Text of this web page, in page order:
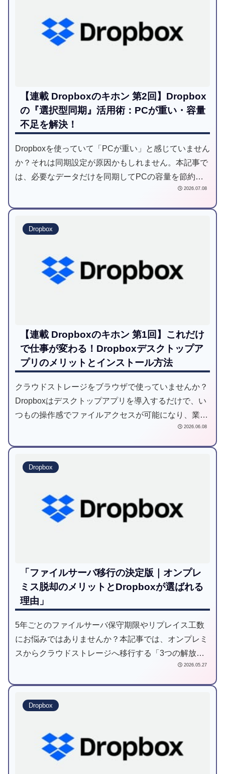
【連載 Dropboxのキホン 第2回】Dropbox
の『選択型同期』活用術：PCが重い・容量
不足を解決！
Dropboxを使っていて「PCが重い」と感じていません
か？それは同期設定が原因かもしれません。本記事で
は、必要なデータだけを同期してPCの容量を節約す
る「選択型同期」の設定方法と、スマートシンクとの
2026.07.08
Dropbox
【連載 Dropboxのキホン 第1回】これだけ
で仕事が変わる！Dropboxデスクトップア
プリのメリットとインストール方法
クラウドストレージをブラウザで使っていませんか？
Dropboxはデスクトップアプリを導入するだけで、い
つもの操作感でファイルアクセスが可能になり、業務
効率が劇的に向上します。本記事では、アプリのメリ
2026.06.08
Dropbox
「ファイルサーバ移行の決定版｜オンプレ
ミス脱却のメリットとDropboxが選ばれる
理由」
5年ごとのファイルサーバ保守期限やリプレイス工数
にお悩みではありませんか？本記事では、オンプレミ
スからクラウドストレージへ移行する「3つの解放」
と、成功のための「4つの落とし穴」を解説。
2026.05.27
Dropbox